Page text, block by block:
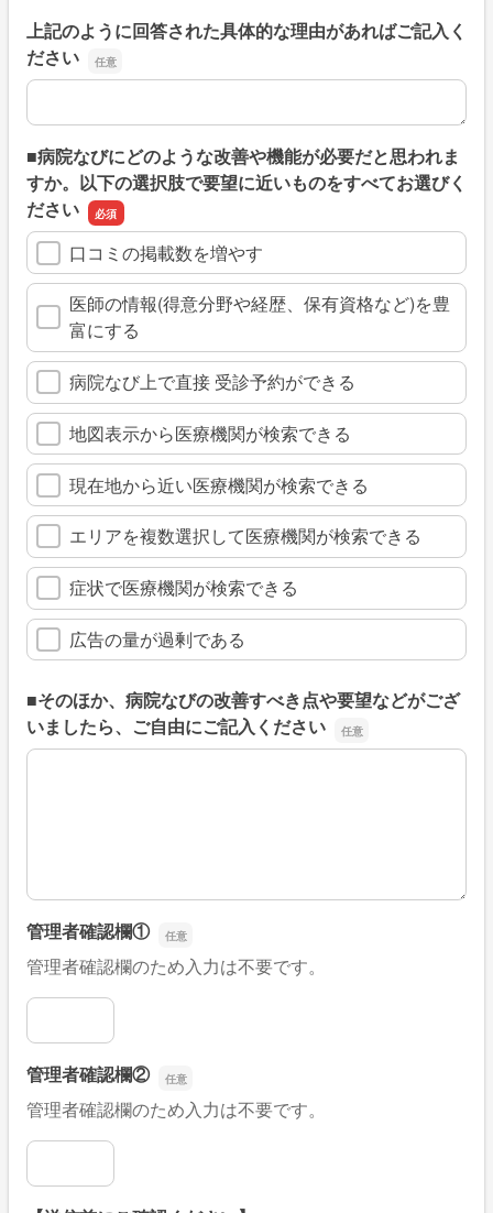
上記のように回答された具体的な理由があればご記入く
ださい
上記のように回答された具体的な理由があればご記入くだ
■病院なびにどのような改善や機能が必要だと思われま
すか。以下の選択肢で要望に近いものをすべてお選びく
ださい
口コミの掲載数を増やす
医師の情報(得意分野や経歴、保有資格など)を豊
富にする
病院なび上で直接 受診予約ができる
地図表示から医療機関が検索できる
現在地から近い医療機関が検索できる
エリアを複数選択して医療機関が検索できる
症状で医療機関が検索できる
広告の量が過剰である
■そのほか、病院なびの改善すべき点や要望などがござ
いましたら、ご自由にご記入ください
■そのほか、病院なびの改善すべき点や要望などがござい
管理者確認欄①
管理者確認欄のため入力は不要です。
管理者確認欄①
管理者確認欄②
管理者確認欄のため入力は不要です。
管理者確認欄②